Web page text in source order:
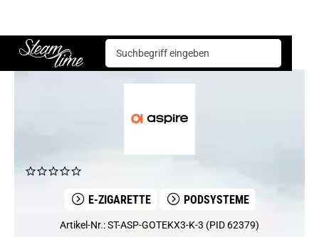
Steam time
E-Zigarette Podsysteme
E-ZIGARETTE PODSYSTEME
Artikel-Nr.: ST-ASP-GOTEKX3-K-3 (PID 62379)